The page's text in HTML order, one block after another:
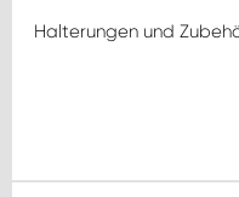
Halterungen und